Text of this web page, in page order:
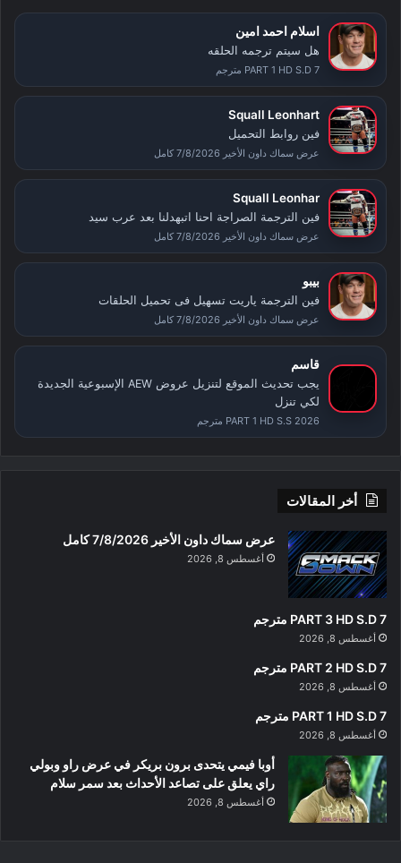
اسلام احمد امين
هل سيتم ترجمه الحلقه
PART 1 HD S.D 7 مترجم
Squall Leonhart
فين روابط التحميل
عرض سماك داون الأخير 7/8/2026 كامل
Squall Leonhar
فين الترجمة الصراجة احنا اتبهدلنا بعد عرب سيد
عرض سماك داون الأخير 7/8/2026 كامل
بيبو
فين الترجمة ياريت تسهيل فى تحميل الحلقات
عرض سماك داون الأخير 7/8/2026 كامل
قاسم
يجب تحديث الموقع لتنزيل عروض AEW الإسبوعية الجديدة
لكي تنزل
PART 1 HD S.S 2026 مترجم
أخر المقالات
عرض سماك داون الأخير 7/8/2026 كامل
أغسطس 8, 2026
PART 3 HD S.D 7 مترجم
أغسطس 8, 2026
PART 2 HD S.D 7 مترجم
أغسطس 8, 2026
PART 1 HD S.D 7 مترجم
أغسطس 8, 2026
أوبا فيمي يتحدى برون بريكر في عرض راو وبولي
راي يعلق على تصاعد الأحداث بعد سمر سلام
أغسطس 8, 2026